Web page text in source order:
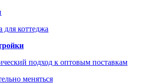
для коттеджа
подход к оптовым поставкам
меняться